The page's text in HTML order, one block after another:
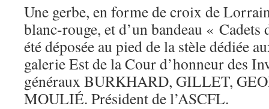
Une gerbe, en forme de croix de
blanc-rouge, et d’un bandeau «
été déposée au pied de la stèle dédiée
galerie Est de la Cour d’honneur des
généraux BURKHARD, GILLET,
MOULIÉ. Président de l’ASCFL.